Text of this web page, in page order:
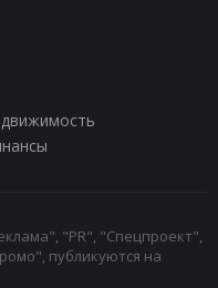
"PR", "Спецпроект",
публикуются на